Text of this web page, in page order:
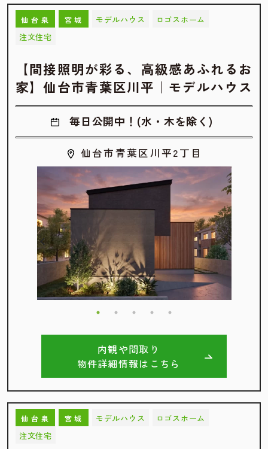
仙台泉 宮城 モデルハウス
ロゴスホーム
注文住宅
【間接照明が彩る、高級感あふれるお
家】仙台市青葉区川平｜モデルハウス
毎日公開中！(水・木を除く)
仙台市青葉区川平2丁目
内観や間取り
物件詳細情報はこちら
仙台泉 宮城 モデルハウス
ロゴスホーム
注文住宅